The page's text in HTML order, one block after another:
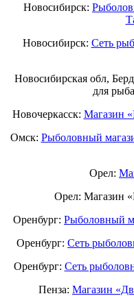
Новосибирск:
Новосибирск: Сеть
Новосибирская обл,
для
Новочеркасск: Магазин
Омск: Рыболовный
Орел:
Орел: Магазин
Оренбург: Рыболовный
Оренбург: Сеть
Оренбург: Сеть
Пенза: Магазин